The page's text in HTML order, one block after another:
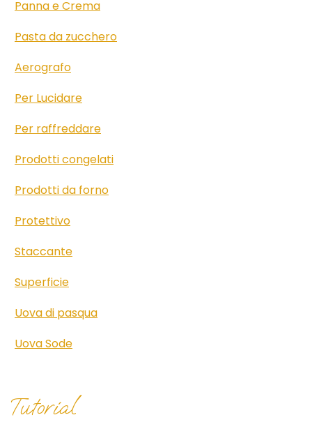
Panna e Crema
Pasta da zucchero
Aerografo
Per Lucidare
Per raffreddare
Prodotti congelati
Prodotti da forno
Protettivo
Staccante
Superficie
Uova di pasqua
Uova Sode
Tutorial